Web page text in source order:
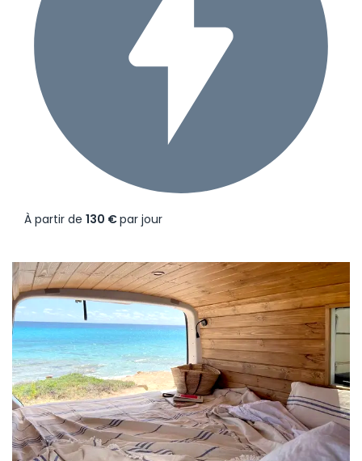
À partir de 130 €par jour